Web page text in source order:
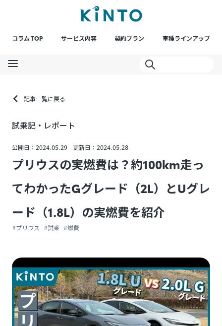
コラム TOP サービス内容 契約プラン 車種ラインアップ
記事一覧に戻る
試乗記・レポート
公開日：2024.05.29 更新日：2024.05.28
プリウスの実燃費は？約100km走っ
てわかったGグレード（2L）とUグレ
ード（1.8L）の実燃費を紹介
#プリウス #試乗 #燃費